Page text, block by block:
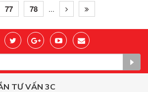
77 78 ...
TƯ VẤN 3C